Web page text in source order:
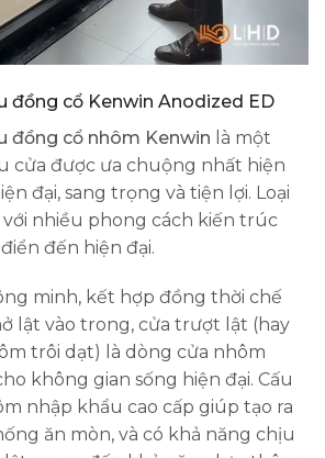
đồng cổ Kenwin Anodized ED
đồng cổ nhôm Kenwin là một
cửa được ưa chuộng nhất hiện
đại, sang trọng và tiện lợi. Loại
nhiều phong cách kiến trúc
đến hiện đại.
minh, kết hợp đồng thời chế
lật vào trong, cửa trượt lật (hay
trôi dạt) là dòng cửa nhôm
không gian sống hiện đại. Cấu
nhập khẩu cao cấp giúp tạo ra
ăn mòn, và có khả năng chịu